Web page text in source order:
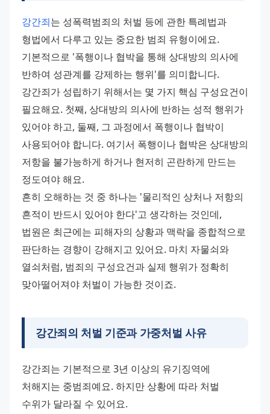
강간죄는 성폭력범죄의 처벌 등에 관한 특례법과
형법에서 다루고 있는 중요한 범죄 유형이에요.
기본적으로 '폭행이나 협박을 통해 상대방의 의사에
반하여 성관계를 강제하는 행위'를 의미합니다.
강간죄가 성립하기 위해서는 몇 가지 핵심 구성요건이
필요해요. 첫째, 상대방의 의사에 반하는 성적 행위가
있어야 하고, 둘째, 그 과정에서 폭행이나 협박이
사용되어야 합니다. 여기서 폭행이나 협박은 상대방의
저항을 불가능하게 하거나 현저히 곤란하게 만드는
정도여야 해요.
흔히 오해하는 것 중 하나는 '물리적인 상처나 저항의
흔적이 반드시 있어야 한다'고 생각하는 것인데,
법원은 최근에는 피해자의 상황과 맥락을 종합적으로
판단하는 경향이 강해지고 있어요. 마치 자물쇠와
열쇠처럼, 범죄의 구성요건과 실제 행위가 정확히
맞아떨어져야 처벌이 가능한 것이죠.
강간죄의 처벌 기준과 가중처벌 사유
강간죄는 기본적으로 3년 이상의 유기징역에
처해지는 중범죄예요. 하지만 상황에 따라 처벌
수위가 달라질 수 있어요.